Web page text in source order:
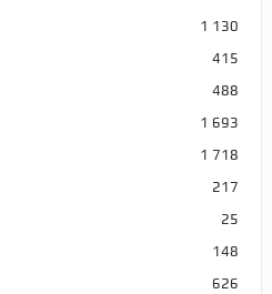
1 130
415
488
1 693
1 718
217
25
148
626